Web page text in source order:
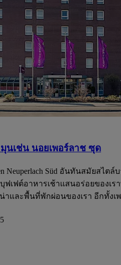
มุนเช่น นอยเพอร์ลาช ซุด
Neuperlach Süd อันทันสมัยส
ฟเฟต์อาหารเช้าแสนอร่อยของเ
าและพื้นที่พักผ่อนของเรา อีกทั้ง